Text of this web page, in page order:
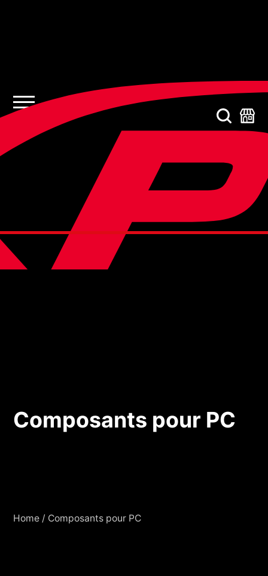
Composants pour PC
Composants pour PC
Home / Composants pour PC